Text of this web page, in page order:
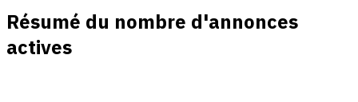
Résumé du nombre d'annonces
actives